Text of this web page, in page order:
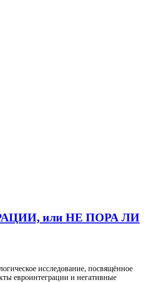
или НЕ ПОРА ЛИ
исследование, посвящённое
евроинтеграции и негативные